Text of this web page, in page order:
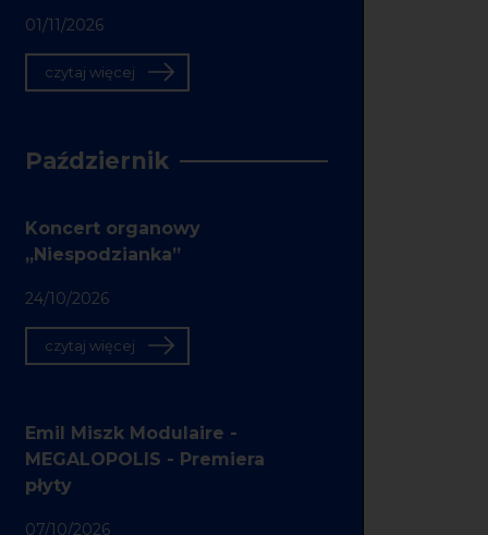
01/11/2026
czytaj więcej
Październik
Koncert organowy
„Niespodzianka”
24/10/2026
czytaj więcej
Emil Miszk Modulaire -
MEGALOPOLIS - Premiera
płyty
07/10/2026